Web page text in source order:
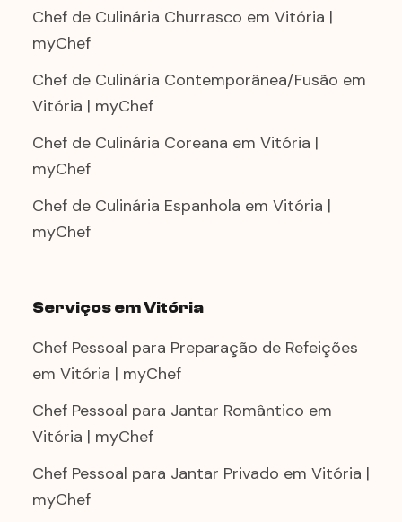
Chef de Culinária Churrasco em Vitória |
myChef
Chef de Culinária Contemporânea/Fusão em
Vitória | myChef
Chef de Culinária Coreana em Vitória |
myChef
Chef de Culinária Espanhola em Vitória |
myChef
Serviços em Vitória
Chef Pessoal para Preparação de Refeições
em Vitória | myChef
Chef Pessoal para Jantar Romântico em
Vitória | myChef
Chef Pessoal para Jantar Privado em Vitória |
myChef